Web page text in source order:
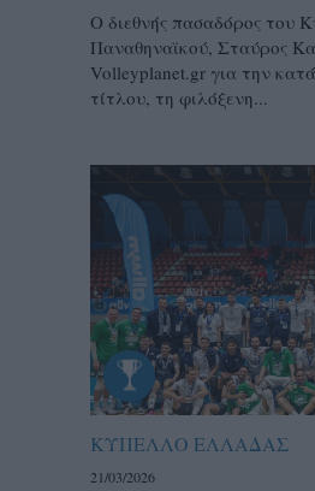
Ο διεθνής πασαδόρος του
Παναθηναϊκού, Σταύρος
Volleyplanet.gr για την
τίτλου, τη φιλόξενη...
ΚΥΠΕΛΛΟ ΕΛΛΑΔΑΣ
21/03/2026